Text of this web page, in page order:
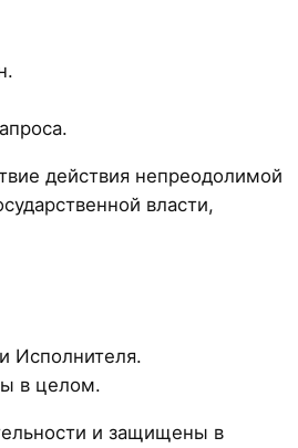
действия непреодолимой
власти,
Исполнителя.
в целом.
и защищены в